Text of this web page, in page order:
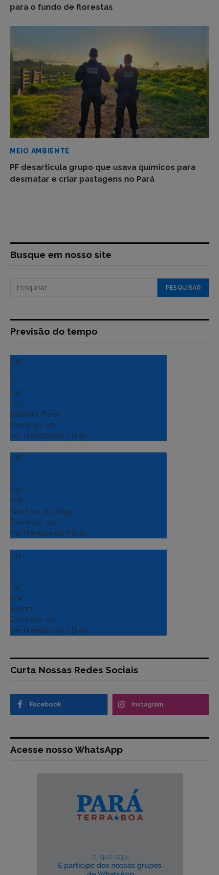
para o fundo de florestas
MEIO AMBIENTE
PF desarticula grupo que usava químicos para
desmatar e criar pastagens no Pará
Busque em nosso site
Previsão do tempo
+34
°
C
+37°
+22°
Altamira (Para)
Domingo, 09
Ver Previsão de 7 Dias
+36
°
C
+39°
+23°
Sao Felix do Xingu
Domingo, 09
Ver Previsão de 7 Dias
+33
°
C
+33°
+24°
Belém
Domingo, 09
Ver Previsão de 7 Dias
Curta Nossas Redes Sociais
Facebook Instagram
Acesse nosso WhatsApp